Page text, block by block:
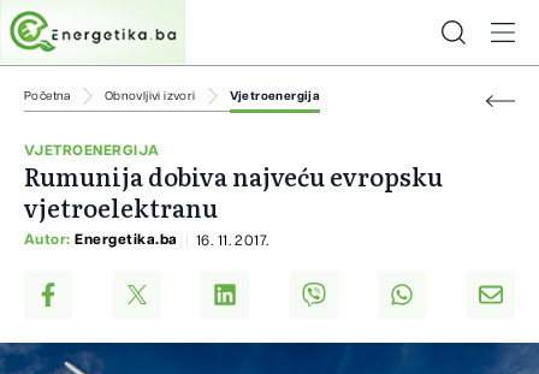
Početna Obnovljivi izvori Vjetroenergija
VJETROENERGIJA
Rumunija dobiva najveću evropsku
vjetroelektranu
Autor: Energetika.ba 16. 11. 2017.